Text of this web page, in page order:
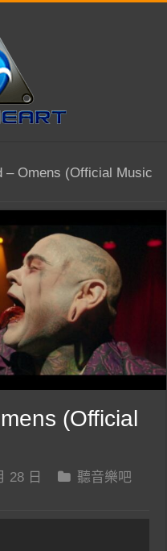
– Omens (Official Music
(Official
28 日
聽音樂吧